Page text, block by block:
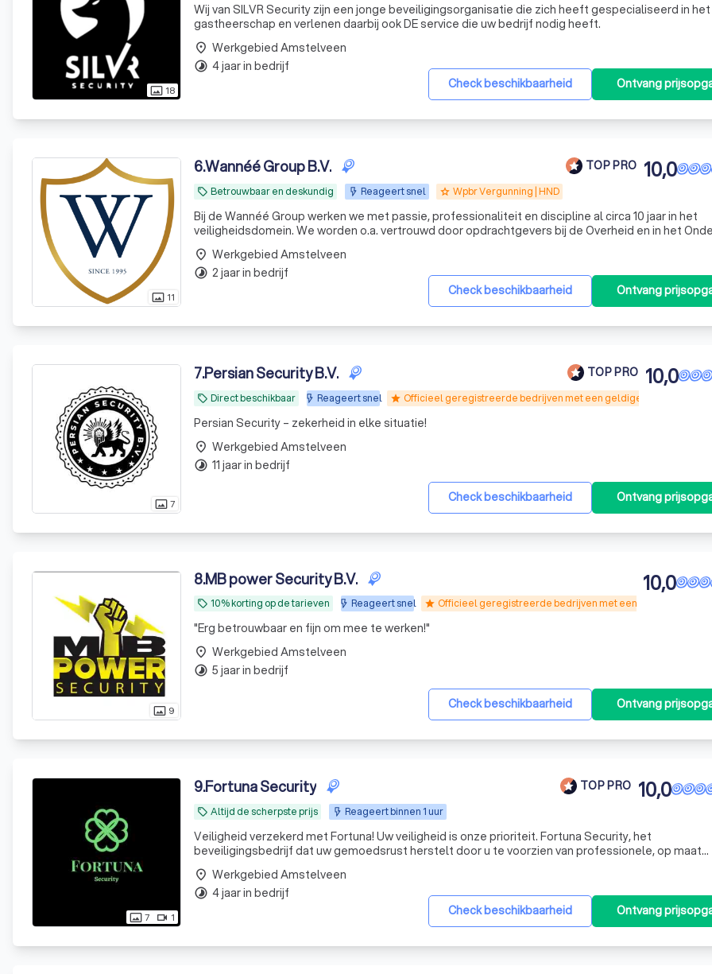
photo_size_select_actual 18
Wij van SILVR Security zijn een jonge beveiligingsorganisatie die zich heeft gespecialiseerd in
gastheerschap en verlenen daarbij ook DE service die uw bedrijf nodig heeft.
Check beschikbaarheid Ontvang
place Werkgebied Amstelveen
timelapse 4 jaar in bedrijf
photo_size_select_actual 11
6.Wannéé Group B.V. TOP PRO
local_offer Betrouwbaar en deskundig Reageert snel grade Wpbr Vergunning | HND
10,0
Bij de Wannéé Group werken we met passie, professionaliteit en discipline al circa 10 jaar in het
veiligheidsdomein. We worden o.a. vertrouwd door opdrachtgevers bij de Overheid en in het
Check beschikbaarheid Ontvang
place Werkgebied Amstelveen
timelapse 2 jaar in bedrijf
photo_size_select_actual7
7.Persian Security B.V. TOP PRO
local_offer Direct beschikbaar Reageert snel star Officieel geregistreerde bedrijven met een geldige WPBR-
10,0
Persian Security – zekerheid in elke situatie!
Check beschikbaarheid Ontvang
place Werkgebied Amstelveen
timelapse 11 jaar in bedrijf
photo_size_select_actual 9
8.MB power Security B.V.
local_offer 10% korting op de tarieven Reageert snel star Officieel geregistreerde bedrijven met een geldige
10,0
"Erg betrouwbaar en fijn om mee te werken!"
Check beschikbaarheid Ontvang
place Werkgebied Amstelveen
timelapse 5 jaar in bedrijf
photo_size_select_actual7 videocam 1
9.Fortuna Security TOP PRO
local_offer Altijd de scherpste prijs Reageert binnen 1 uur
10,0
Veiligheid verzekerd met Fortuna! Uw veiligheid is onze prioriteit. Fortuna Security, het
beveiligingsbedrijf dat uw gemoedsrust herstelt door u te voorzien van professionele, op maat
gemaakte en betrouwbare beveiligingsoplossingen. En op maat gemaakte bedoelen we ook echt
maat gemaakt. We hebben
Check beschikbaarheid
Ontvang
place Werkgebied Amstelveen
timelapse 4 jaar in bedrijf